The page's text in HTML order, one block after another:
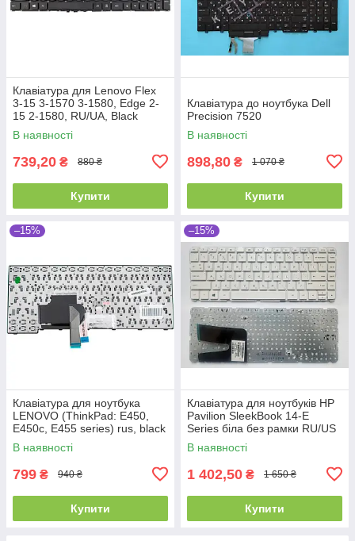
Клавіатура для Lenovo Flex
3-15 3-1570 3-1580, Edge 2-
15 2-1580, RU/UA, Black
В наявності
739,20 ₴ 880 ₴
Купити
Клавіатура до ноутбука Dell
Precision 7520
В наявності
898,80 ₴ 1 070 ₴
Купити
–15%
Клавіатура для ноутбука
LENOVO (ThinkPad: E450,
E450c, E455 series) rus, black
В наявності
799 ₴ 940 ₴
Купити
–15%
Клавіатура для ноутбуків HP
Pavilion SleekBook 14-E
Series біла без рамки RU/US
В наявності
1 402,50 ₴ 1 650 ₴
Купити